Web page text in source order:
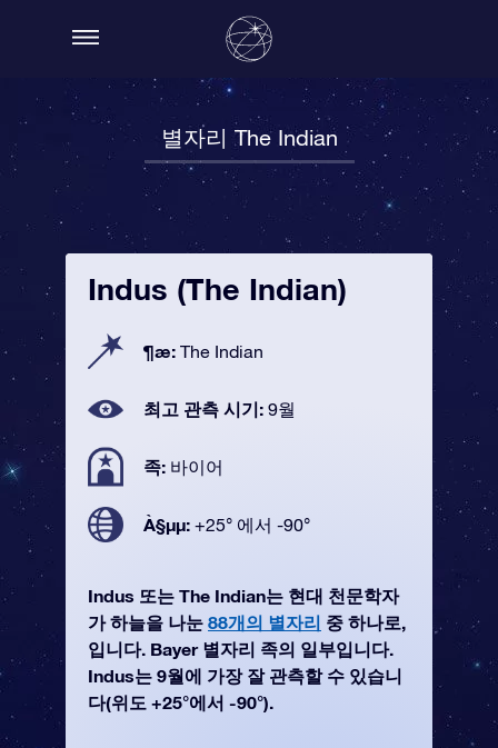
별자리 The Indian
Indus (The Indian)
¶æ: The Indian
최고 관측 시기: 9월
족: 바이어
À§µµ: +25° 에서 -90°
Indus 또는 The Indian는 현대 천문학자
가 하늘을 나눈 88개의 별자리 중 하나로,
입니다. Bayer 별자리 족의 일부입니다.
Indus는 9월에 가장 잘 관측할 수 있습니
다(위도 +25°에서 -90°).